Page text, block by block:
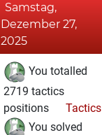
Samstag,
Dezember 27,
2025
You totalled
2719 tactics
positions
Tactics
You solved